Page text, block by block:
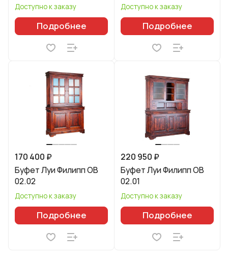
Доступно к заказу
Подробнее
Доступно к заказу
Подробнее
170 400 ₽
Буфет Луи Филипп ОВ
02.02
Доступно к заказу
Подробнее
220 950 ₽
Буфет Луи Филипп ОВ
02.01
Доступно к заказу
Подробнее